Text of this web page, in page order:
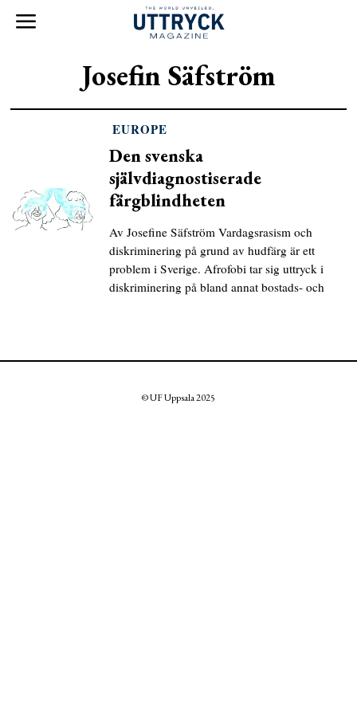
Josefin Säfström
EUROPE
Den svenska
självdiagnostiserade
färgblindheten
Av Josefine Säfström Vardagsrasism och
diskriminering på grund av hudfärg är ett
problem i Sverige. Afrofobi tar sig uttryck i
diskriminering på bland annat bostads- och
© UF Uppsala 2025